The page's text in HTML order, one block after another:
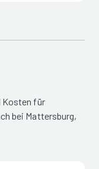
Kosten für
bei Mattersburg,